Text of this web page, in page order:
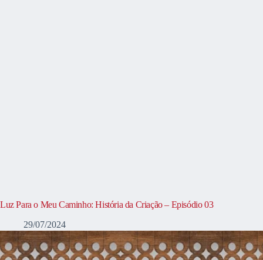
Luz Para o Meu Caminho: História da Criação – Episódio 03
29/07/2024